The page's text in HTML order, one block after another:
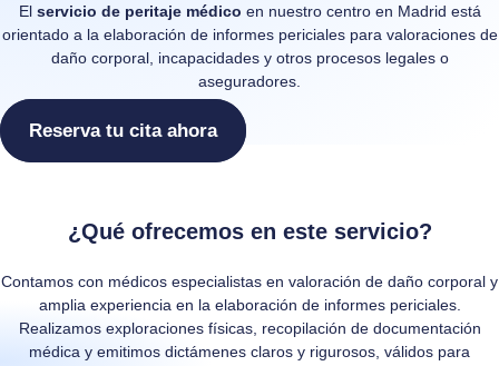
El servicio de peritaje médico en nuestro centro en Madrid está
orientado a la elaboración de informes periciales para valoraciones de
daño corporal, incapacidades y otros procesos legales o
aseguradores.
Reserva tu cita ahora
¿Qué ofrecemos en este servicio?
Contamos con médicos especialistas en valoración de daño corporal y
amplia experiencia en la elaboración de informes periciales.
Realizamos exploraciones físicas, recopilación de documentación
médica y emitimos dictámenes claros y rigurosos, válidos para